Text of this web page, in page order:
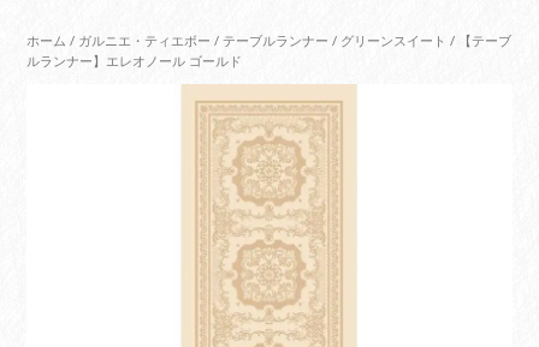
ホーム / ガルニエ・ティエボー /テーブルランナー / グリーンスイート / 【テーブ
ルランナー】エレオノール ゴールド